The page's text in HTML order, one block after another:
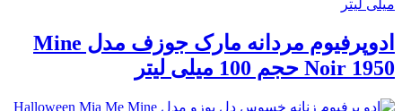
ادوپرفیوم مردانه مارک جوزف مدل Mine
Noir 1950 حجم 100 میلی لیتر